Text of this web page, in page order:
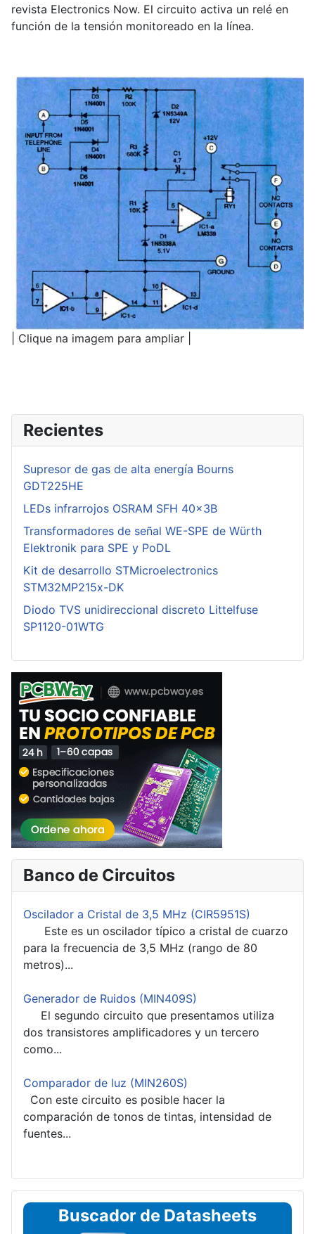
revista Electronics Now. El circuito activa un relé en
función de la tensión monitoreado en la línea.
| Clique na imagem para ampliar |
Recientes
Supresor de gas de alta energía Bourns
GDT225HE
LEDs infrarrojos OSRAM SFH 40x3B
Transformadores de señal WE-SPE de Würth
Elektronik para SPE y PoDL
Kit de desarrollo STMicroelectronics
STM32MP215x-DK
Diodo TVS unidireccional discreto Littelfuse
SP1120-01WTG
Banco de Circuitos
Oscilador a Cristal de 3,5 MHz (CIR5951S)
Este es un oscilador típico a cristal de cuarzo
para la frecuencia de 3,5 MHz (rango de 80
metros)...
Generador de Ruidos (MIN409S)
El segundo circuito que presentamos utiliza
dos transistores amplificadores y un tercero
como...
Comparador de luz (MIN260S)
Con este circuito es posible hacer la
comparación de tonos de tintas, intensidad de
fuentes...
Buscador de Datasheets